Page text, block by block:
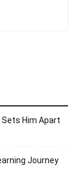
Sets Him Apart
Journey